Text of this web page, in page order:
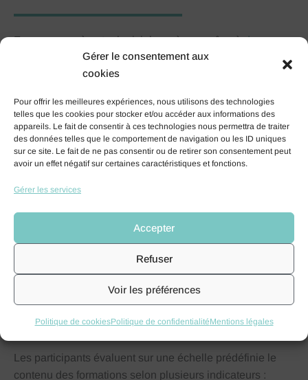
Gérer le consentement aux
cookies
Pour offrir les meilleures expériences, nous utilisons des technologies
telles que les cookies pour stocker et/ou accéder aux informations des
appareils. Le fait de consentir à ces technologies nous permettra de traiter
des données telles que le comportement de navigation ou les ID uniques
sur ce site. Le fait de ne pas consentir ou de retirer son consentement peut
avoir un effet négatif sur certaines caractéristiques et fonctions.
Gérer les services
Accepter
Refuser
Voir les préférences
Politique de cookiesPolitique de confidentialitéMentions légales
Formez-vous à notre logiciel pas à pas grâce àdes
formateurs experts d’AIMAIRA.En effet, ils possèdent la
double compétence du déploiement du logiciel chez les
Ainsi, vous bénéficiez des bonnes pratiques de nos
experts et êtes plongés rapidement dans votre propre
environnement de travail à l’aide de nombreux cas
pratiques et exercices.
Catalogue de formation
Nos participants sont satisfaits
Les participants évaluent sur une échelle prédéfinie le
contenu des formations selon plusieurs indicateurs :